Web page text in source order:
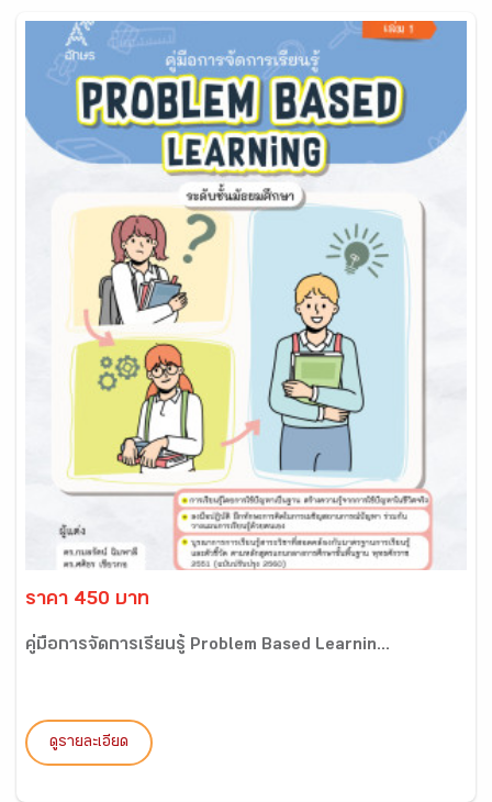
ราคา 450 บาท
คู่มือการจัดการเรียนรู้ Problem Based Learnin...
ดูรายละเอียด